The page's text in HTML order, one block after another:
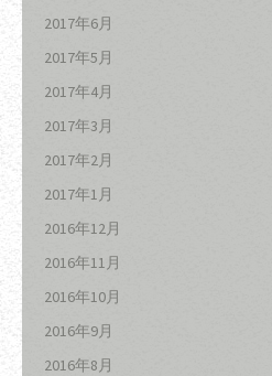
2017年6月
2017年5月
2017年4月
2017年3月
2017年2月
2017年1月
2016年12月
2016年11月
2016年10月
2016年9月
2016年8月